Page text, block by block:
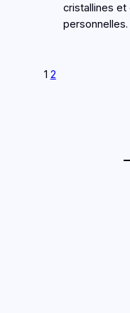
cristallines
personnelles.
1 2